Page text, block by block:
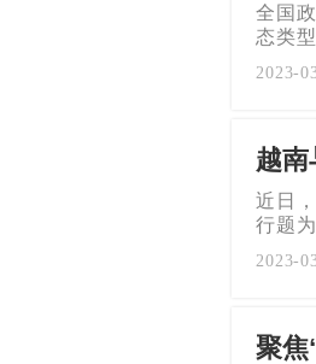
全国
态类
2023-
越南
近日
行题
2023-
聚焦